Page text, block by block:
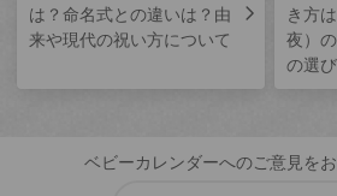
は？命名式との違いは？由
来や現代の祝い方について
き方
夜）
の選
ベビーカレンダーへのご意見を